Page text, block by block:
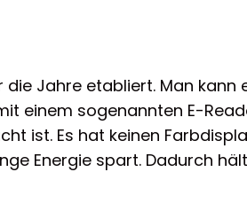
die Jahre etabliert. Man kann
einem sogenannten E-
ist. Es hat keinen
Energie spart. Dadurch hält